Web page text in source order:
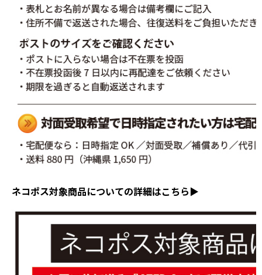
ネコポス対象商品についての詳細はこちら▶